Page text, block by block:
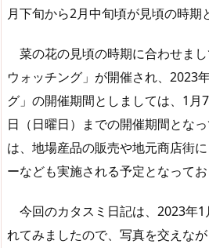
月下旬から2月中旬頃が見頃の時期
菜の花の見頃の時期に合わせま
ウォッチング」が開催され、2023
グ」の開催期間としましては、1月
日（日曜日）までの開催期間とな
は、地場産品の販売や地元商店街
ーなども実施される予定となってお
今回のカタスミ日記は、2023年
れてみましたので、写真を交えな